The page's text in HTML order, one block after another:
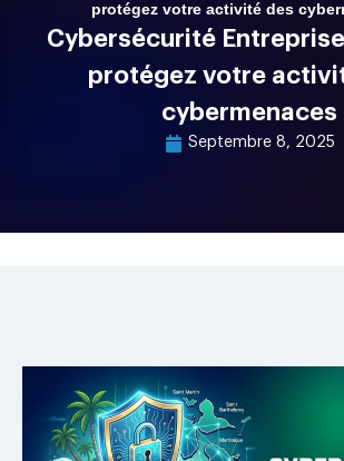
protégez votre activité des
Cybersécurité
protégez votre
cybermenaces
Septembre 8, 2025